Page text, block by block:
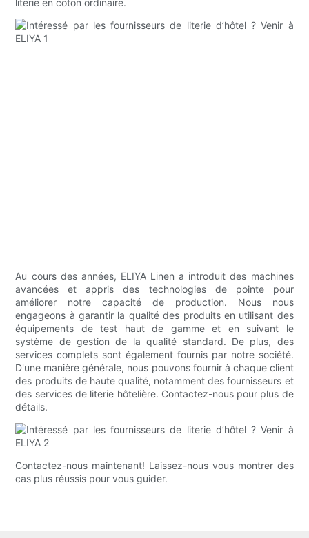
literie en coton ordinaire.
Au cours des années, ELIYA Linen a introduit des machines
avancées et appris des technologies de pointe pour
améliorer notre capacité de production. Nous nous
engageons à garantir la qualité des produits en utilisant des
équipements de test haut de gamme et en suivant le
système de gestion de la qualité standard. De plus, des
services complets sont également fournis par notre société.
D'une manière générale, nous pouvons fournir à chaque client
des produits de haute qualité, notamment des fournisseurs et
des services de literie hôtelière. Contactez-nous pour plus de
détails.
Contactez-nous maintenant! Laissez-nous vous montrer des
cas plus réussis pour vous guider.